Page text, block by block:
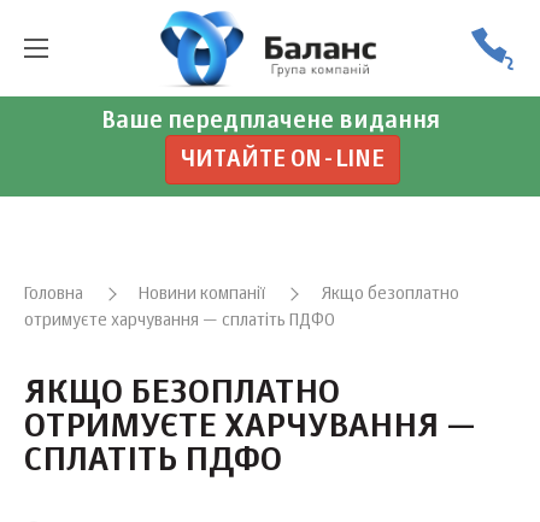
Ваше передплачене видання
ЧИТАЙТЕ ON-LINE
Головна Новини компанії
Якщо безоплатно
отримуєте харчування — сплатіть ПДФО
ЯКЩО БЕЗОПЛАТНО
ОТРИМУЄТЕ ХАРЧУВАННЯ —
СПЛАТІТЬ ПДФО